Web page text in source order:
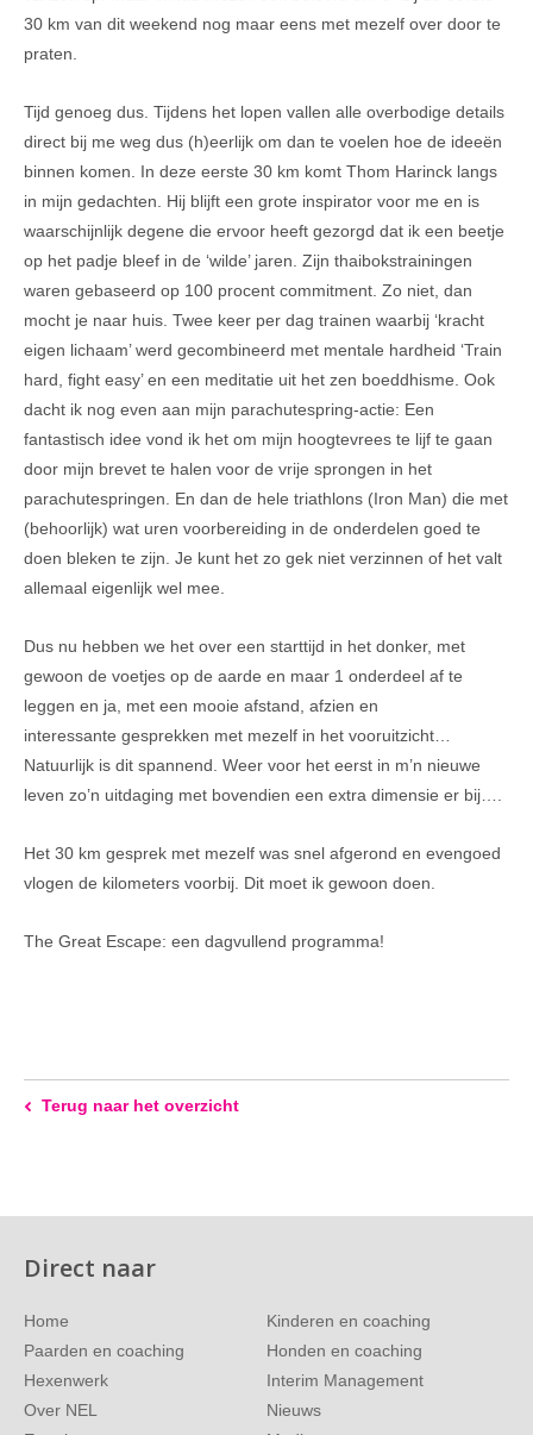
30 km van dit weekend nog maar eens met mezelf over door te
praten.
Tijd genoeg dus. Tijdens het lopen vallen alle overbodige details
direct bij me weg dus (h)eerlijk om dan te voelen hoe de ideeën
binnen komen. In deze eerste 30 km komt Thom Harinck langs
in mijn gedachten. Hij blijft een grote inspirator voor me en is
waarschijnlijk degene die ervoor heeft gezorgd dat ik een beetje
op het padje bleef in de ‘wilde’ jaren. Zijn thaibokstrainingen
waren gebaseerd op 100 procent commitment. Zo niet, dan
mocht je naar huis. Twee keer per dag trainen waarbij ‘kracht
eigen lichaam’ werd gecombineerd met mentale hardheid ‘Train
hard, fight easy’ en een meditatie uit het zen boeddhisme. Ook
dacht ik nog even aan mijn parachutespring-actie: Een
fantastisch idee vond ik het om mijn hoogtevrees te lijf te gaan
door mijn brevet te halen voor de vrije sprongen in het
parachutespringen. En dan de hele triathlons (Iron Man) die met
(behoorlijk) wat uren voorbereiding in de onderdelen goed te
doen bleken te zijn. Je kunt het zo gek niet verzinnen of het valt
allemaal eigenlijk wel mee.
Dus nu hebben we het over een starttijd in het donker, met
gewoon de voetjes op de aarde en maar 1 onderdeel af te
leggen en ja, met een mooie afstand, afzien en
interessante gesprekken met mezelf in het vooruitzicht…
Natuurlijk is dit spannend. Weer voor het eerst in m’n nieuwe
leven zo’n uitdaging met bovendien een extra dimensie er bij….
Het 30 km gesprek met mezelf was snel afgerond en evengoed
vlogen de kilometers voorbij. Dit moet ik gewoon doen.
The Great Escape: een dagvullend programma!
Terug naar het overzicht
Direct naar
Home
Kinderen en coaching
Paarden en coaching
Honden en coaching
Hexenwerk
Interim Management
Over NEL
Nieuws